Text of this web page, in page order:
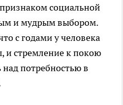
социальной
и мудрым выбором.
с годами у человека
и стремление к покою
потребностью в